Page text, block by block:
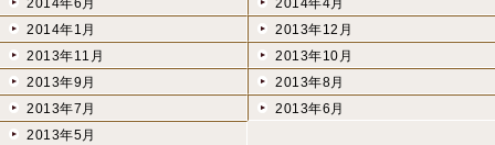
2014年6月
2014年4月
2014年1月
2013年12月
2013年11月
2013年10月
2013年9月
2013年8月
2013年7月
2013年6月
2013年5月